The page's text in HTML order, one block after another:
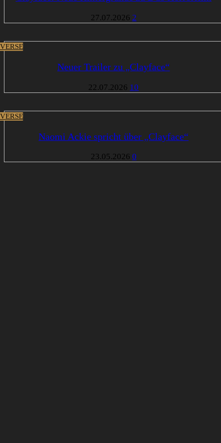
27.07.2026 2
Neuer Trailer zu „Clayface“
22.07.2026 10
Naomi Ackie spricht über „Clayface“
23.05.2026 0